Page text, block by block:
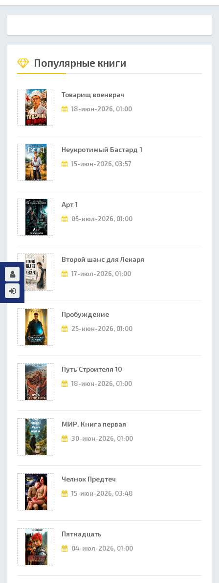
Популярные книги
Товарищ военврач
18-июн-2026, 01:00
Неукротимый Бастард 1
15-июн-2026, 03:57
Арт 1
05-июл-2026, 01:00
Второй шанс для Лекаря
17-июл-2026, 01:00
Пробуждение
25-июн-2026, 01:00
Путь Строителя 10
18-июн-2026, 01:00
МИР. Книга первая
30-июн-2026, 01:00
Челнок Предтеч
15-июн-2026, 03:48
Пятнадцать
04-июл-2026, 01:00